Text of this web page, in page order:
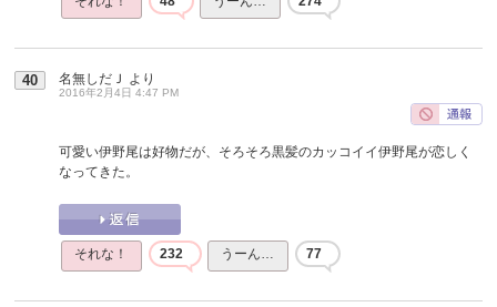
40 名無しだＪ より
2016年2月4日 4:47 PM
可愛い伊野尾は好物だが、そろそろ黒髪のカッコイイ伊野尾が恋しく
なってきた。
それな！ 232 うーん… 77